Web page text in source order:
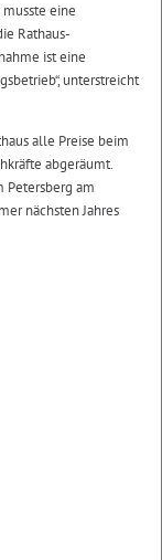
eine
Rathaus-
ist eine
unterstreicht
alle Preise beim
abgeräumt.
Petersberg am
nächsten Jahres